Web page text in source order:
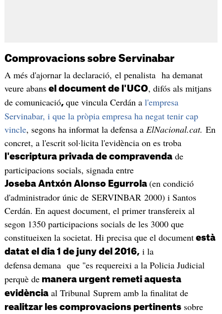
Comprovacions sobre Servinabar
A més d'ajornar la declaració, el penalista ha demanat
veure abansel document de l'UCO, difós als mitjans
de comunicació, que vincula Cerdán al'empresa
Servinabar, i que la pròpia empresa ha negat tenir cap
vincle, segons ha informat la defensa a ElNacional.cat. En
concret, a l'escrit sol·licita l'evidència on es troba
l'escriptura privada de compravendade
participacions socials, signada entre
Joseba Antxón Alonso Egurrola (en condició
d'administrador únic de SERVINBAR 2000) i Santos
Cerdán. En aquest document, el primer transfereix al
segon 1350 participacions socials de les 3000 que
constitueixen la societat. Hi precisa que el documentestà
datat el dia 1 de juny del 2016, i la
defensademana que "es requereixi a la Policia Judicial
perquè demanera urgent remeti aquesta
evidènciaal Tribunal Suprem amb la finalitat de
realitzar les comprovacions pertinentssobre